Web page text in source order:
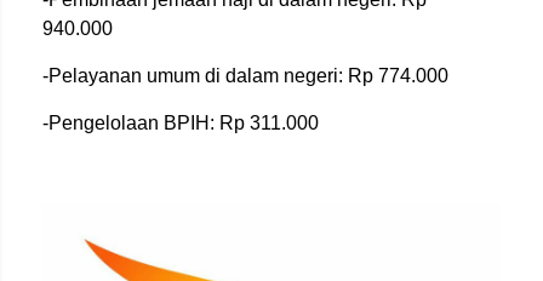
940.000
-Pelayanan umum di dalam negeri: Rp 774.000
-Pengelolaan BPIH: Rp 311.000